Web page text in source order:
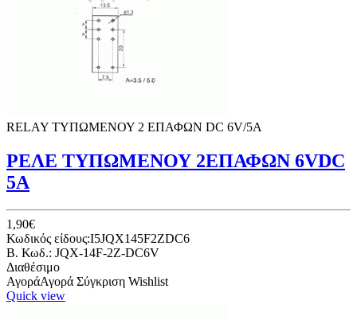
RELAY ΤΥΠΩΜΕΝΟΥ 2 ΕΠΑΦΩΝ DC 6V/5A
ΡΕΛΕ ΤΥΠΩΜΕΝΟΥ 2ΕΠΑΦΩΝ 6VDC
5A
1,90€
Κωδικός είδους:I5JQX145F2ZDC6
B. Κωδ.: JQX-14F-2Z-DC6V
Διαθέσιμο
ΑγοράΑγορά Σύγκριση Wishlist
Quick view